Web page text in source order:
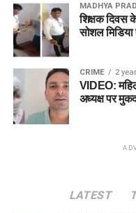
MADHYA
शिक्षक दिवस
सोशल
CRIME 2
VIDEO:
अध्यक्ष पर
LATEST